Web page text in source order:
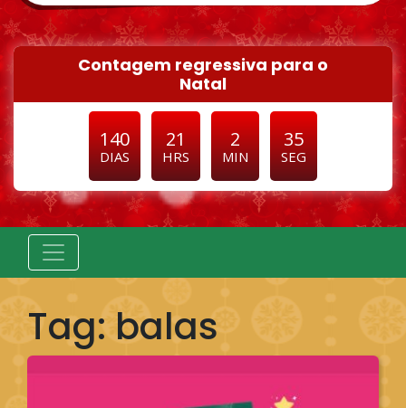
Contagem regressiva para o
Natal
140
DIAS
21
HRS
2
MIN
34
SEG
Tag: balas